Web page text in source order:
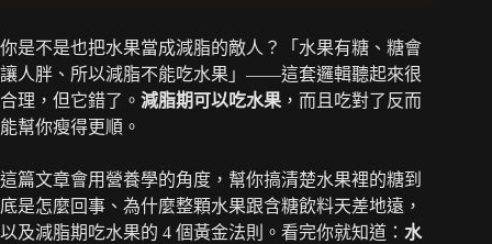
你是不是也把水果當成減脂的敵人？「水果有糖、糖會
讓人胖、所以減脂不能吃水果」——這套邏輯聽起來很
合理，但它錯了。 減脂期可以吃水果 ，而且吃對了反而
能幫你瘦得更順。
這篇文章會用營養學的角度，幫你搞清楚水果裡的糖到
底是怎麼回事、為什麼整顆水果跟含糖飲料天差地遠，
以及減脂期吃水果的 4 個黃金法則。看完你就知道： 水